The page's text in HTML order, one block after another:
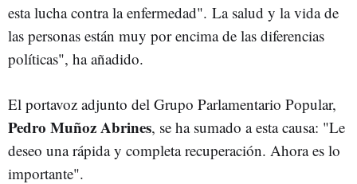
esta lucha contra la enfermedad". La salud y la vida de
las personas están muy por encima de las diferencias
políticas", ha añadido.
El portavoz adjunto del Grupo Parlamentario Popular,
Pedro Muñoz Abrines, se ha sumado a esta causa: "Le
deseo una rápida y completa recuperación. Ahora es lo
importante".